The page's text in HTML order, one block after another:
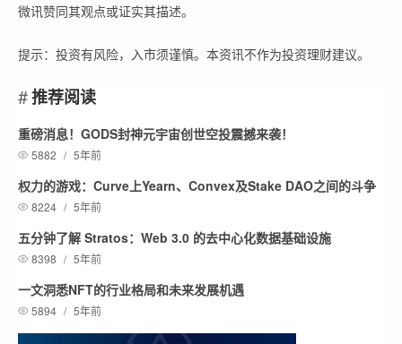
微讯赞同其观点或证实其描述。
提示：投资有风险，入市须谨慎。本资讯不作为投资理财建议。
推荐阅读
重磅消息！GODS封神元宇宙创世空投震撼来袭！
5882 / 5年前
权力的游戏：Curve上Yearn、Convex及Stake DAO之间的斗争
8224 / 5年前
五分钟了解 Stratos：Web 3.0 的去中心化数据基础设施
8398 / 5年前
一文洞悉NFT的行业格局和未来发展机遇
5894 / 5年前